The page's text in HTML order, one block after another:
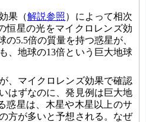
果（解説参照）によって相次
恒星の光をマイクロレンズ効
5.5倍の質量を持つ惑星が、
、地球の13倍という巨大地球
、マイクロレンズ効果で確認
はずなのに、発見例は巨大地
惑星は、木星や木星以上のサ
方が多いと予想される。なぜ